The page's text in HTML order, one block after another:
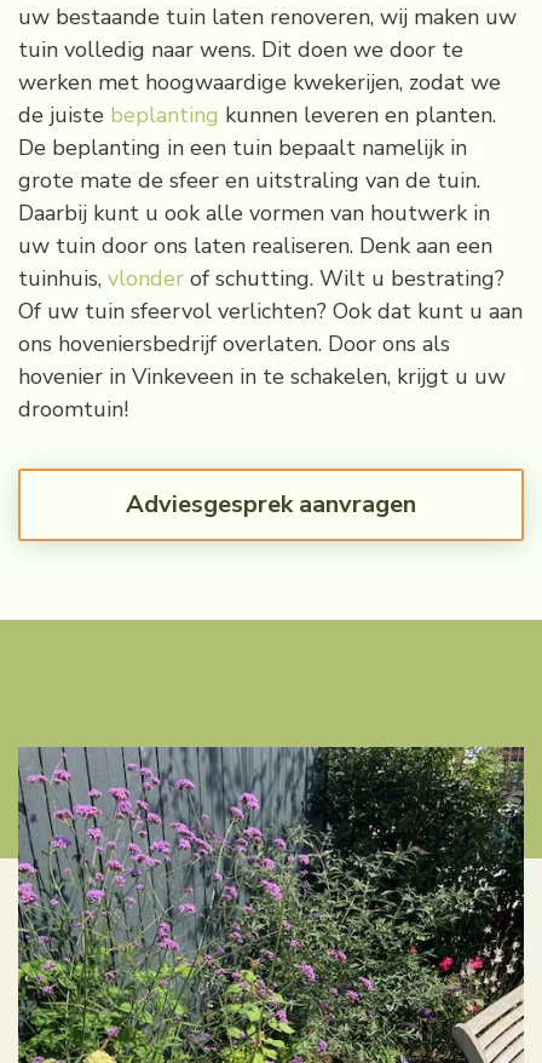
uw bestaande tuin laten renoveren, wij maken uw
tuin volledig naar wens. Dit doen we door te
werken met hoogwaardige kwekerijen, zodat we
de juiste beplanting kunnen leveren en planten.
De beplanting in een tuin bepaalt namelijk in
grote mate de sfeer en uitstraling van de tuin.
Daarbij kunt u ook alle vormen van houtwerk in
uw tuin door ons laten realiseren. Denk aan een
tuinhuis, vlonder of schutting. Wilt u bestrating?
Of uw tuin sfeervol verlichten? Ook dat kunt u aan
ons hoveniersbedrijf overlaten. Door ons als
hovenier in Vinkeveen in te schakelen, krijgt u uw
droomtuin!
Adviesgesprek aanvragen